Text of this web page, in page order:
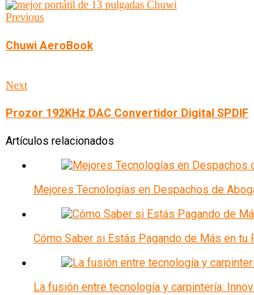
Previous
Chuwi AeroBook
Next
Prozor 192KHz DAC Convertidor Digital SPDIF
Artículos relacionados
Mejores Tecnologías en Despachos de
Cómo Saber si Estás Pagando de Más en tu
La fusión entre tecnología y carpintería: